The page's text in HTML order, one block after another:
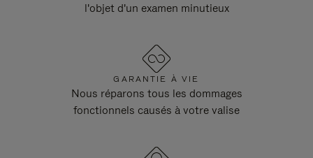
l'objet d'un examen minutieux
GARANTIE À VIE
Nous réparons tous les dommages
fonctionnels causés à votre valise